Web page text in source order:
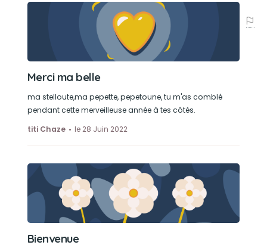
Merci ma belle
ma stelloute,ma pepette, pepetoune, tu m'as comblé
pendant cette merveilleuse année à tes côtés.
titi Chaze
le 28 Juin 2022
Bienvenue